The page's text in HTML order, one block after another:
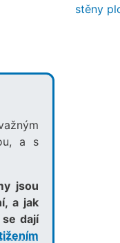
a s
jsou
a jak
dají
stěny